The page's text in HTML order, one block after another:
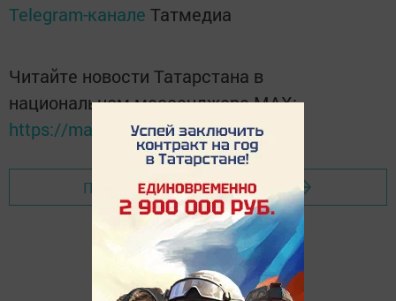
Telegram-канале Татмедиа
Читайте новости Татарстана в
национальном мессенджере MАХ:
https://max.ru/tatmedia
Перейти на страницу новости